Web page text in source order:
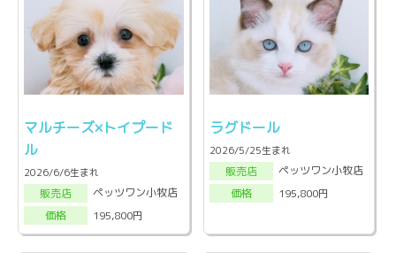
マルチーズ×トイプード
ル
2026/6/6生まれ
販売店
ペッツワン小牧店
価格
195,800円
ラグドール
2026/5/25生まれ
販売店
ペッツワン小牧店
価格
195,800円